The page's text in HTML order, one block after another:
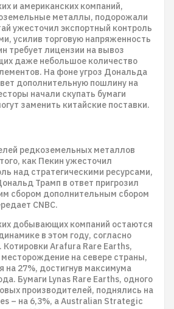
и американских компаний,
металлы, подорожали
ужесточил экспортный контроль
усилив торговую напряженность
требует лицензии на вывоз
даже небольшое количество
На фоне угроз Дональда
дополнительную пошлину на
начали скупать бумаги
заменить китайские поставки.
редкоземельных металлов
как Пекин ужесточил
над стратегическими ресурсами,
Трамп в ответ пригрозил
сбором дополнительным сбором
CNBC.
добывающих компаний остаются
в этом году, согласно
Arafura Rare Earths,
на севере страны,
на 27%, достигнув максимума
Бумаги Lynas Rare Earths, одного
производителей, поднялись на
– на 6,3%, а Australian Strategic